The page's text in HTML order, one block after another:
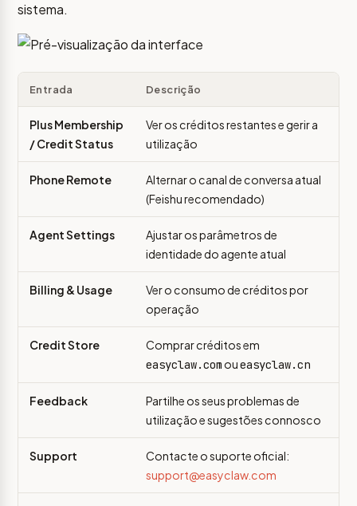
sistema.
Entrada Descrição
Plus Membership
/ Credit Status
Ver os créditos restantes e gerir a
utilização
Phone Remote
Alternar o canal de conversa atual
(Feishu recomendado)
Agent Settings
Ajustar os parâmetros de
identidade do agente atual
Billing & Usage
Ver o consumo de créditos por
operação
Credit Store
Comprar créditos em
easyclaw.com oueasyclaw.cn
Feedback
Partilhe os seus problemas de
utilização e sugestões connosco
Support
Contacte o suporte oficial:
support@easyclaw.com